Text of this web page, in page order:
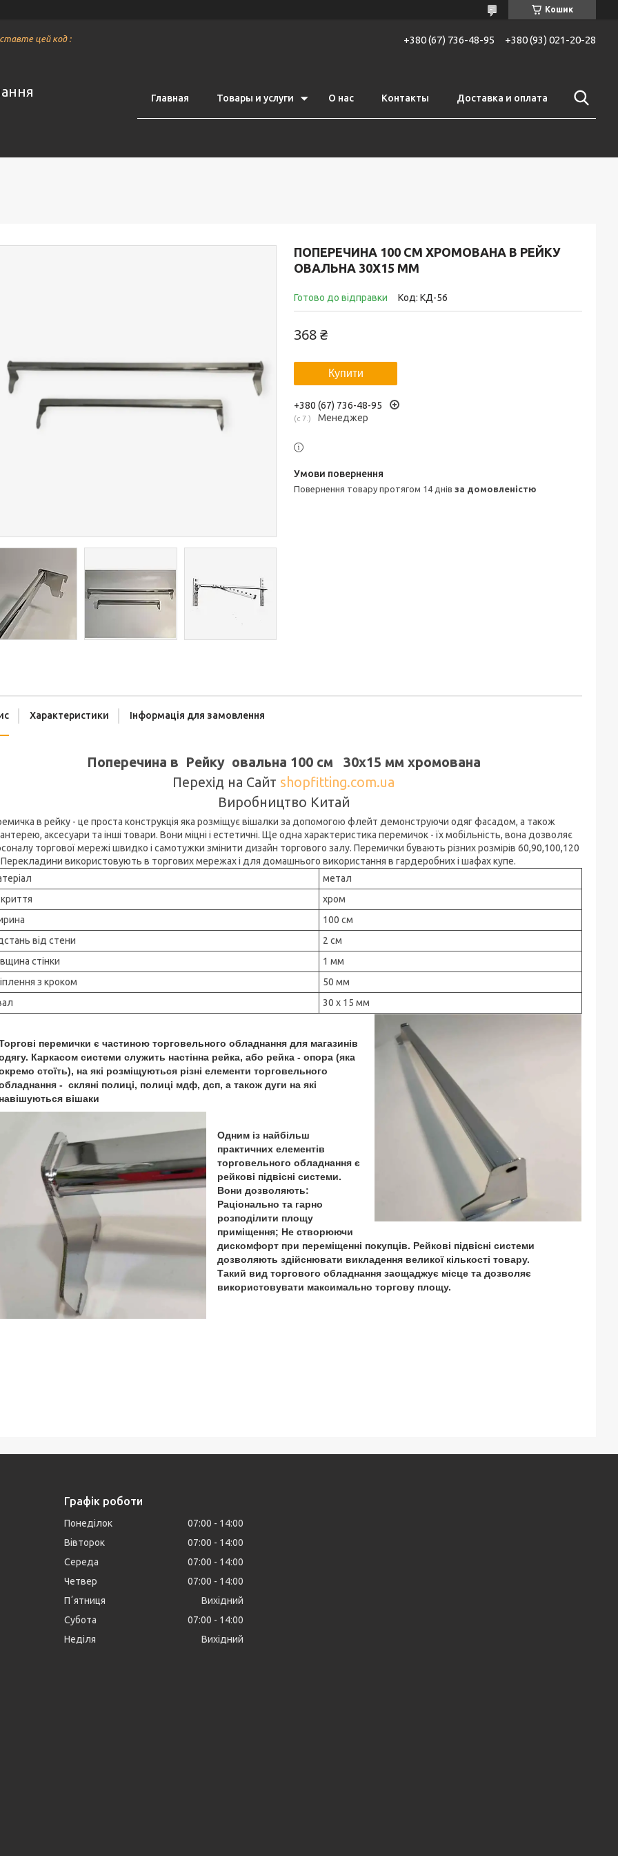
Кошик
цей код :
+380 (67) 736-48-95 +380 (93) 021-20-28
Главная Товары и услуги О нас Контакты Доставка и оплата
ПОПЕРЕЧИНА 100 СМ ХРОМОВАНА В РЕЙКУ
ОВАЛЬНА 30Х15 ММ
Готово до відправки Код: КД-56
368 ₴
Купити
+380 (67) 736-48-95
с 7. Менеджер
повернення товару протягом 14 днів за домовленістю
Характеристики Інформація для замовлення
Поперечина в Рейку овальна 100 см 30х15 мм хромована
Перехід на Сайт shopfitting.com.ua
Виробництво Китай
в рейку - це проста конструкція яка розміщує вішалки за допомогою флейт демонструючи одяг фасадом, а також
аксесуари та інші товари. Вони міцні і естетичні. Ще одна характеристика перемичок - їх мобільність, вона дозволяє
торгової мережі швидко і самотужки змінити дизайн торгового залу. Перемички бувають різних розмірів 60,90,100,120
використовують в торгових мережах і для домашнього використання в гардеробних і шафах купе.
метал
хром
100 см
від стени
2 см
стінки
1 мм
з кроком
50 мм
30 х 15 мм
перемички є частиною торговельного обладнання для магазинів
Каркасом системи служить настінна рейка, або рейка - опора (яка
стоїть), на які розміщуються різні елементи торговельного
- скляні полиці, полиці мдф, дсп, а також дуги на які
навішуються вішаки
Одним із найбільш
практичних елементів
торговельного обладнання є
рейкові підвісні системи.
Вони дозволяють:
Раціонально та гарно
розподілити площу
приміщення; Не створюючи
дискомфорт при переміщенні покупців. Рейкові підвісні системи
дозволяють здійснювати викладення великої кількості товару.
Такий вид торгового обладнання заощаджує місце та дозволяє
використовувати максимально торгову площу.
Графік роботи
Понеділок 07:00
14:00
Вівторок
07:00
14:00
Середа
07:00
14:00
Четвер
07:00
14:00
Пʼятниця
Вихідний
Субота
07:00
14:00
Неділя
Вихідний